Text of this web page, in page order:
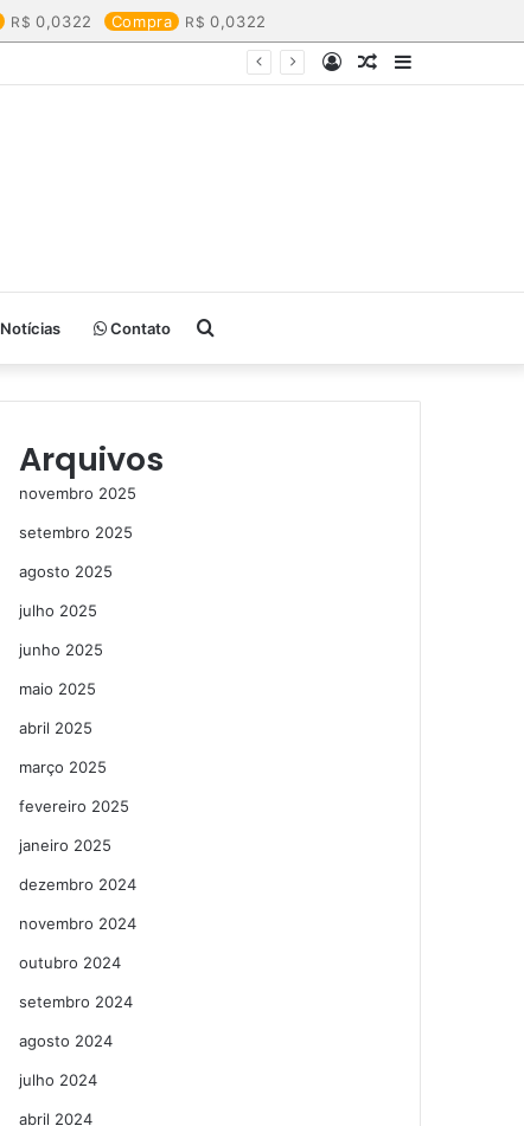
0,0322 Compra 0,0322
Barra
Artigo
Entrar
Notícias Contato Procurar
por
Arquivos
novembro 2025
setembro 2025
agosto 2025
julho 2025
junho 2025
maio 2025
abril 2025
março 2025
fevereiro 2025
janeiro 2025
dezembro 2024
novembro 2024
outubro 2024
setembro 2024
agosto 2024
julho 2024
abril 2024